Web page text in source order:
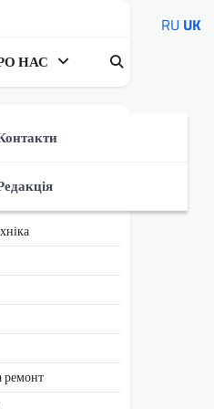
НАС
ремонт
RU UK